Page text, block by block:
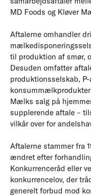
MD Foods og Kløver
Aftalerne omhandler
til produktion af smør,
Desuden omfatter
produktionsselskab,
Mælks salg på
supplerende aftale –
vilkår over for
Aftalerne stammer fra
ændret efter
Konkurrenceråd eller
konkurrencelov, der
generelt forbud mod